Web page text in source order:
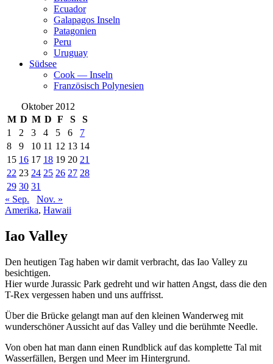
Ecuador
Galapagos Inseln
Patagonien
Peru
Uruguay
Südsee
Cook — Inseln
Französisch Polynesien
Oktober 2012
M D M D F S
S
1
2 3 4 5 6
7
8
9 10 11 12 13 14
15 16 17 18 19 20 21
22 23 24 25 26 27 28
29 30 31
« Sep.
Nov. »
Amerika, Hawaii
Iao Valley
Den heutigen Tag haben wir damit verbracht, das Iao Valley zu
besichtigen.
Hier wurde Jurassic Park gedreht und wir hatten Angst, dass die den
T-Rex vergessen haben und uns auffrisst.
Über die Brücke gelangt man auf den kleinen Wanderweg mit
wunderschöner Aussicht auf das Valley und die berühmte Needle.
Von oben hat man dann einen Rundblick auf das komplette Tal mit
Wasserfällen, Bergen und Meer im Hintergrund.